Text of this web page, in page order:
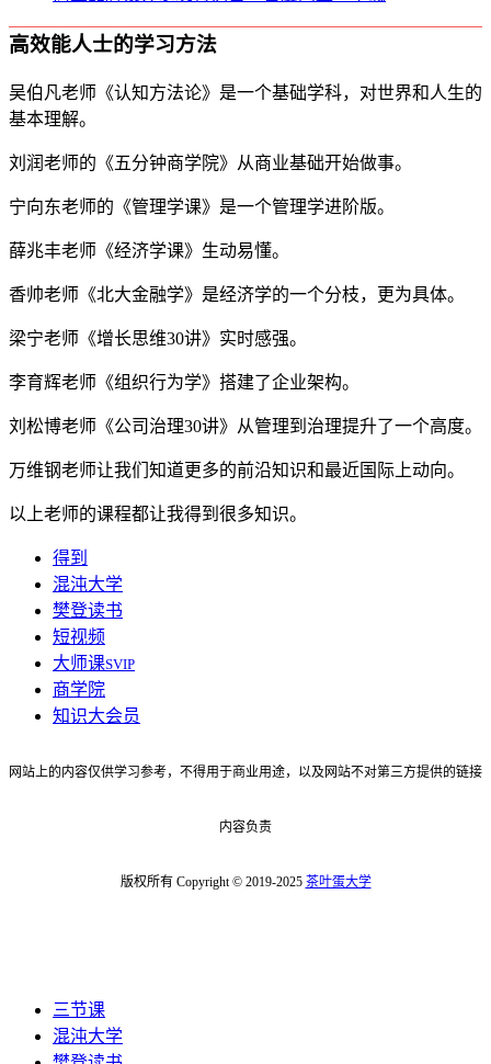
高效能人士的学习方法
吴伯凡老师《认知方法论》是一个基础学科，对世界和人生的
基本理解。
刘润老师的《五分钟商学院》从商业基础开始做事。
宁向东老师的《管理学课》是一个管理学进阶版。
薛兆丰老师《经济学课》生动易懂。
香帅老师《北大金融学》是经济学的一个分枝，更为具体。
梁宁老师《增长思维30讲》实时感强。
李育辉老师《组织行为学》搭建了企业架构。
刘松博老师《公司治理30讲》从管理到治理提升了一个高度。
万维钢老师让我们知道更多的前沿知识和最近国际上动向。
以上老师的课程都让我得到很多知识。
得到
混沌大学
樊登读书
短视频
大师课SVIP
商学院
知识大会员
网站上的内容仅供学习参考，不得用于商业用途，以及网站不对第三方提供的链接
内容负责
版权所有 Copyright © 2019-2025 茶叶蛋大学
三节课
混沌大学